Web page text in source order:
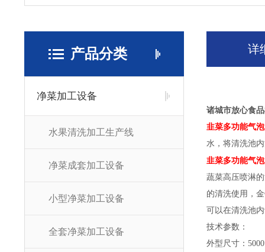
产品分类
净菜加工设备
水果清洗加工生产线
净菜成套加工设备
小型净菜加工设备
全套净菜加工设备
详
诸城市放心食
韭菜多功能气
水，将清洗池
韭菜多功能气
蔬菜高压喷淋
的清洗使用，
可以在清洗池
技术参数：
外型尺寸：